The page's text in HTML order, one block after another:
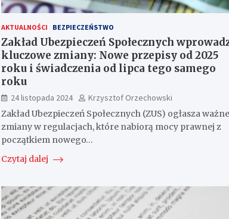
AKTUALNOŚCI BEZPIECZEŃSTWO
Zakład Ubezpieczeń Społecznych
kluczowe zmiany: Nowe przepisy od 2025
roku i świadczenia od lipca tego samego
roku
24 listopada 2024
Krzysztof Orzechowski
Zakład Ubezpieczeń Społecznych (ZUS) ogłasza ważne
zmiany w regulacjach, które nabiorą mocy prawnej z
początkiem nowego…
Czytaj dalej